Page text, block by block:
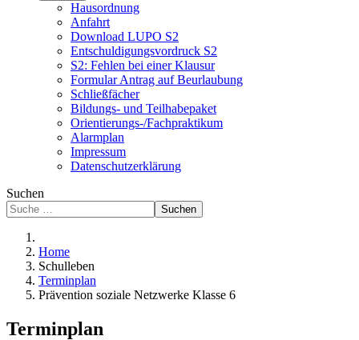
Hausordnung
Anfahrt
Download LUPO S2
Entschuldigungsvordruck S2
S2: Fehlen bei einer Klausur
Formular Antrag auf Beurlaubung
Schließfächer
Bildungs- und Teilhabepaket
Orientierungs-/Fachpraktikum
Alarmplan
Impressum
Datenschutzerklärung
Suchen
Suchen
Home
Schulleben
Terminplan
Prävention soziale Netzwerke Klasse 6
Terminplan